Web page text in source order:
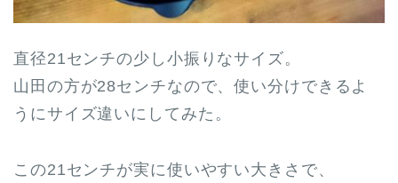
直径21センチの少し小振りなサイズ。
山田の方が28センチなので、使い分けできるよ
うにサイズ違いにしてみた。
この21センチが実に使いやすい大きさで、